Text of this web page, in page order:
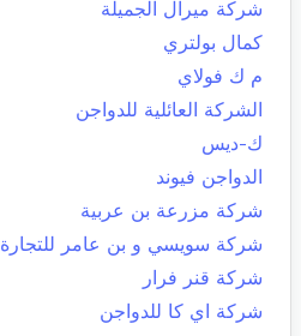
شركة ميرال الجميلة
كمال بولتري
م ك فولاي
الشركة العائلية للدواجن
ك-ديس
الدواجن فيوند
شركة مزرعة بن عربية
شركة سويسي و بن عامر للتجارة
شركة قنر فرار
شركة اي كا للدواجن